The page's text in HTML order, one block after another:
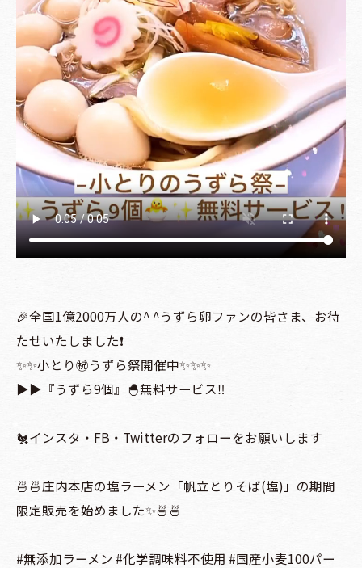
🎉全国1億2000万人の^ ^うずら卵ファンの皆さま、お待
たせいたしました❗️
✨✨小とり㊗️うずら祭開催中✨✨✨
▶️▶️『うずら9個』🐣無料サービス‼
🐔インスタ・FB・Twitterのフォローをお願いします
🍜🍜庄内本店の塩ラーメン「帆立とりそば(塩)」の期間
限定販売を始めました✨🍜🍜
#無添加ラーメン #化学調味料不使用 #国産小麦100パー